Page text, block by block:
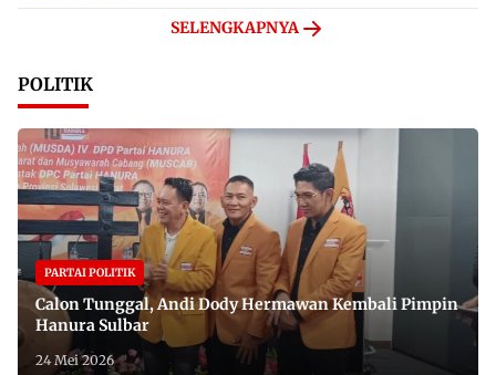
SELENGKAPNYA
POLITIK
PARTAI POLITIK
Calon Tunggal, Andi Dody Hermawan Kembali Pimpin
Hanura Sulbar
24 Mei 2026